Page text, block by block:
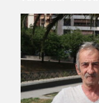
fitxategiak
zerbitzuak
baliatzen gara.
erabiltzeko baimen
irakurri